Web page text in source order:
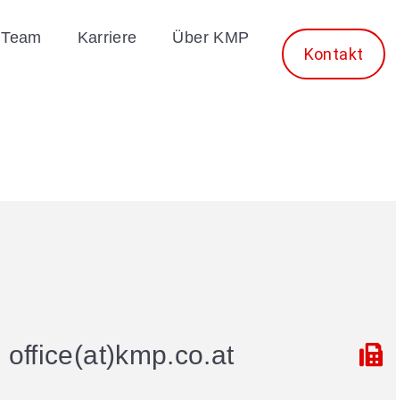
Team Karriere Über KMP
Kontakt
office(at)kmp.co.at